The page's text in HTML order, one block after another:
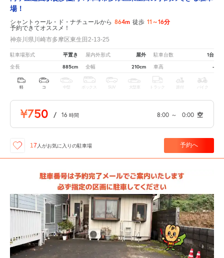
場！
シャントゥール・ド・ナチュールから 864m 徒歩 11～16分
予約できてオススメ！
神奈川県川崎市多摩区東生田2-13-25
駐車場形式 平置き 屋内外形式 屋外 駐車台数 1台
全長 885cm 全幅 210cm 車高 -
軽 コ 中型 ボックス SUV 大型車 トラック 原付 バイク
¥750 / 16 時間 8:00 ～ 0:00 空
17 人がお気に入りの駐車場 予約へ